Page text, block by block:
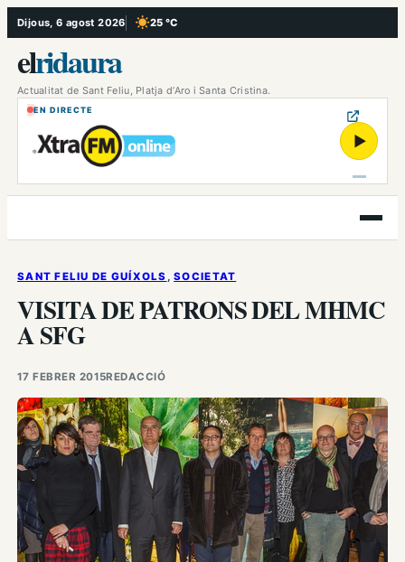
Vés
al
contingut
Dijous, 6 agost 2026 25 °C
, Cel serè
elridaura
Actualitat de Sant Feliu, Platja d’Aro i Santa Cristina.
EN DIRECTE
▶
Obre
el
SANT FELIU DE GUÍXOLS , SOCIETAT
VISITA DE PATRONS DEL MHMC
A SFG
17 FEBRER 2015REDACCIÓ